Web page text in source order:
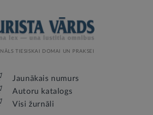
TIESISKAI DOMAI UN PRAKSEI
Jaunākais numurs
Autoru katalogs
Visi žurnāli